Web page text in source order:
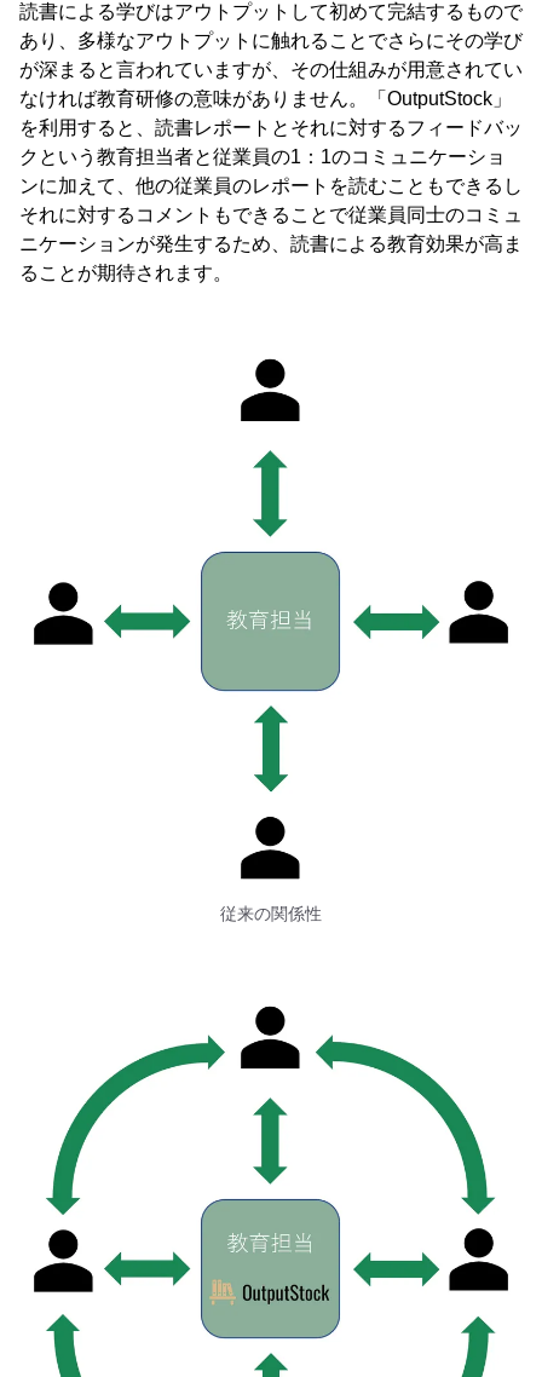
読書による学びはアウトプットして初めて完結するもので
あり、多様なアウトプットに触れることでさらにその学び
が深まると言われていますが、その仕組みが用意されてい
なければ教育研修の意味がありません。「OutputStock」
を利用すると、読書レポートとそれに対するフィードバッ
クという教育担当者と従業員の1：1のコミュニケーショ
ンに加えて、他の従業員のレポートを読むこともできるし
それに対するコメントもできることで従業員同士のコミュ
ニケーションが発生するため、読書による教育効果が高ま
ることが期待されます。
従来の関係性